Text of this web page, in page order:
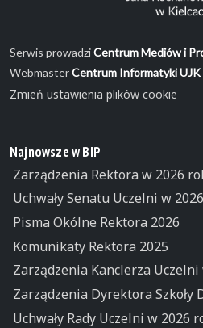
Serwis prowadziCentrum Mediów i
WebmasterCentrum Informatyki UJK
Zmień ustawienia plików cookie
Najnowsze w BIP
Zarządzenia Rektora w 2026
Uchwały Senatu Uczelni w
Pisma Okólne Rektora 2026
Komunikaty Rektora 2025
Zarządzenia Kanclerza
Zarządzenia Dyrektora
Uchwały Rady Uczelni w 2026